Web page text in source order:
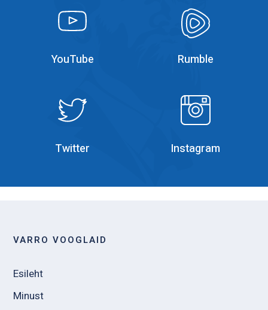
YouTube
YouTube
YouTube
Rumble
Rumble
Twitter
Instagram
Instagram
VARRO VOOGLAID
Esileht
Minust